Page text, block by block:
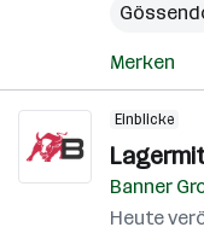
Merken
Einblicke
Banner
Heute